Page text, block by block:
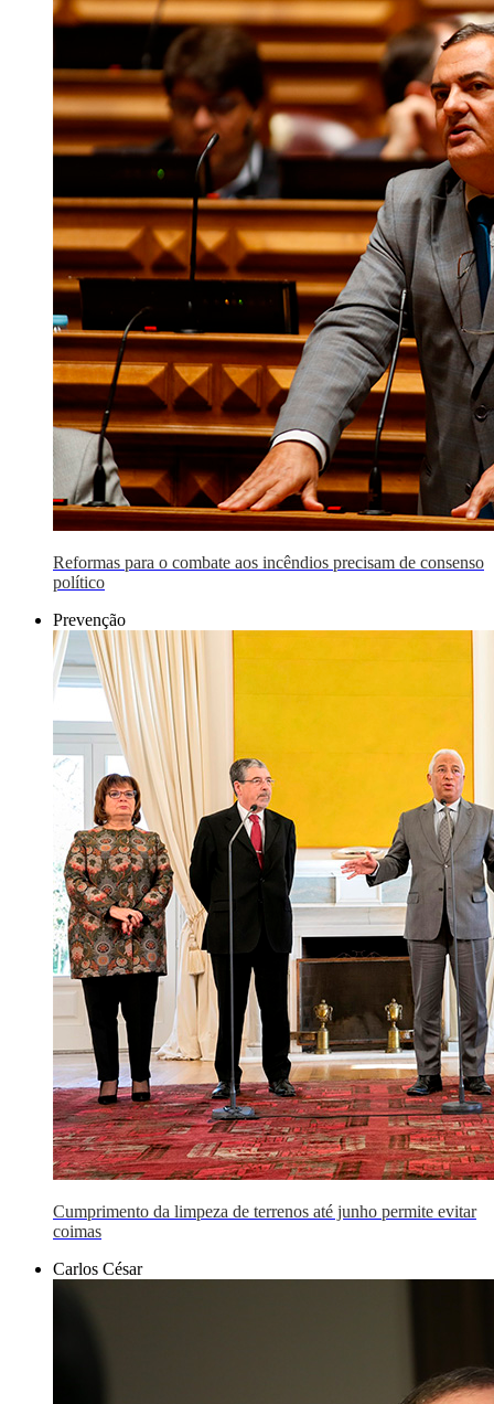
Reformas para o combate aos incêndios precisam de consenso
político
Prevenção
Cumprimento da limpeza de terrenos até junho permite evitar
coimas
Carlos César